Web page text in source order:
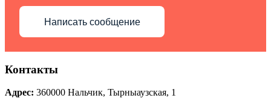
Написать сообщение
Контакты
Адрес: 360000 Нальчик, Тырныаузская, 1